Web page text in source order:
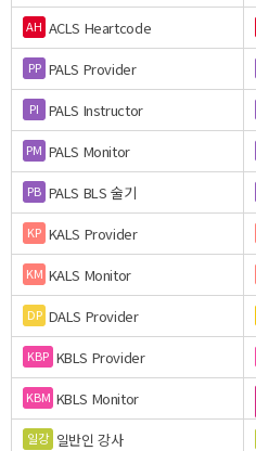
AH ACLS Heartcode
PP PALS Provider
PI PALS Instructor
PM PALS Monitor
PB PALS BLS 술기
KP KALS Provider
KM KALS Monitor
DP DALS Provider
KBP KBLS Provider
KBM KBLS Monitor
일강 일반인 강사